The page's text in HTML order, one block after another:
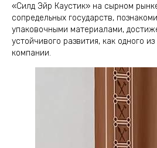
«Силд Эйр Каустик» на сырном
сопредельных государств,
упаковочными материалами,
устойчивого развития, как одного
компании.